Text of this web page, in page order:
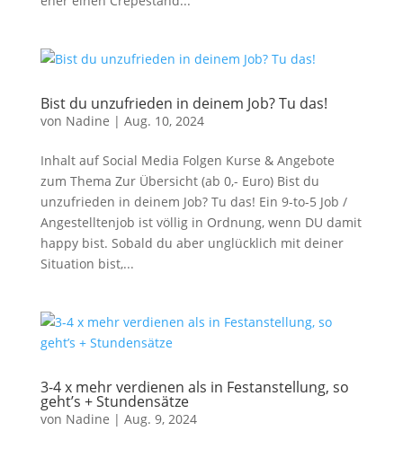
Bist du unzufrieden in deinem Job? Tu das!
von Nadine | Aug. 10, 2024
Inhalt auf Social Media Folgen Kurse & Angebote
zum Thema Zur Übersicht (ab 0,- Euro) Bist du
unzufrieden in deinem Job? Tu das! Ein 9-to-5 Job /
Angestelltenjob ist völlig in Ordnung, wenn DU damit
happy bist. Sobald du aber unglücklich mit deiner
Situation bist,...
3-4 x mehr verdienen als in Festanstellung, so
geht’s + Stundensätze
von Nadine | Aug. 9, 2024